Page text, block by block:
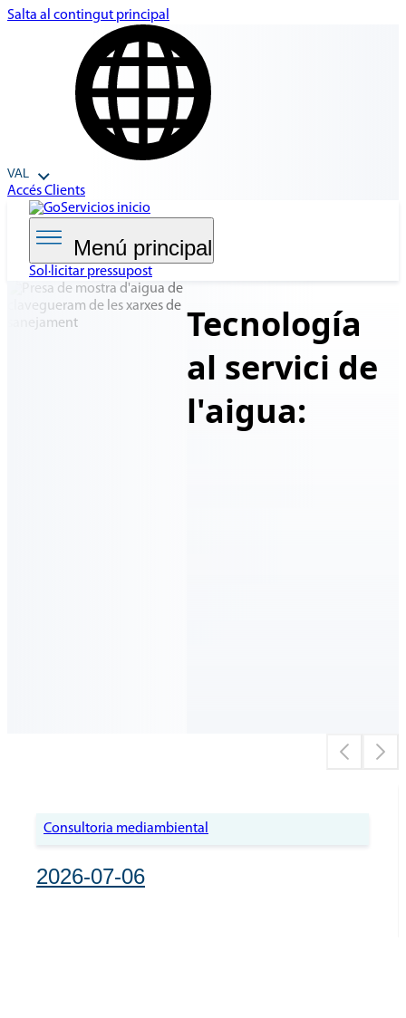
Salta al contingut principal
VAL
Accés Clients
Menú principal
Sol·licitar pressupost
Tecnología
al servici de
l'aigua:
Consultoria mediambiental
2026-07-06